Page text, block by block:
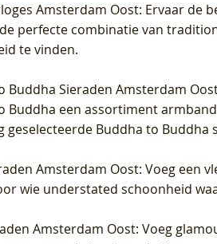
Amsterdam Oost: Ervaar de
perfecte combinatie van
te vinden.
Buddha Sieraden Amsterdam
Buddha een assortiment
geselecteerde Buddha to Buddha
Amsterdam Oost: Voeg een
wie understated schoonheid
Amsterdam Oost: Voeg